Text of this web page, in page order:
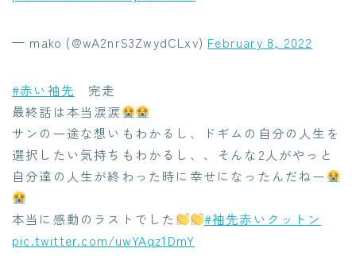
— mako (@wA2nrS3ZwydCLxv) February 8, 2022
#赤い袖先 完走
最終話は本当涙涙
サンの一途な想いもわかるし、ドギムの自分の人生を
選択したい気持ちもわかるし、、そんな2人がやっと
自分達の人生が終わった時に幸せになったんだねー
本当に感動のラストでした
#袖先赤いクットン
pic.twitter.com/uwYAqz1DmY